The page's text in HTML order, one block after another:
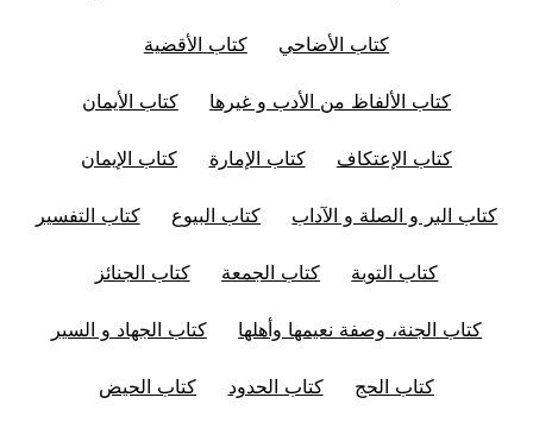
كتاب الأضاحي كتاب الأقضية
كتاب الألفاظ من الأدب و غيرها كتاب الأيمان
كتاب الإعتكاف كتاب الإمارة كتاب الإيمان
كتاب البر و الصلة و الآداب كتاب البيوع كتاب التفسير
كتاب التوبة كتاب الجمعة كتاب الجنائز
كتاب الجنة، وصفة نعيمها وأهلها كتاب الجهاد و السير
كتاب الحج كتاب الحدود كتاب الحيض